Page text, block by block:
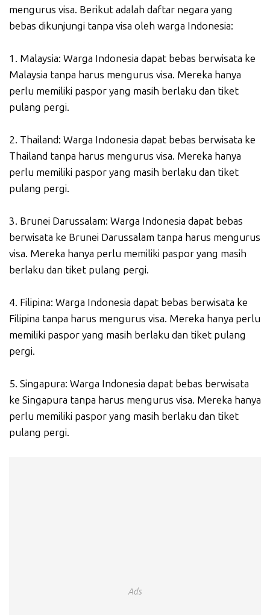
mengurus visa. Berikut adalah daftar negara yang
bebas dikunjungi tanpa visa oleh warga Indonesia:
1. Malaysia: Warga Indonesia dapat bebas berwisata ke
Malaysia tanpa harus mengurus visa. Mereka hanya
perlu memiliki paspor yang masih berlaku dan tiket
pulang pergi.
2. Thailand: Warga Indonesia dapat bebas berwisata ke
Thailand tanpa harus mengurus visa. Mereka hanya
perlu memiliki paspor yang masih berlaku dan tiket
pulang pergi.
3. Brunei Darussalam: Warga Indonesia dapat bebas
berwisata ke Brunei Darussalam tanpa harus mengurus
visa. Mereka hanya perlu memiliki paspor yang masih
berlaku dan tiket pulang pergi.
4. Filipina: Warga Indonesia dapat bebas berwisata ke
Filipina tanpa harus mengurus visa. Mereka hanya perlu
memiliki paspor yang masih berlaku dan tiket pulang
pergi.
5. Singapura: Warga Indonesia dapat bebas berwisata
ke Singapura tanpa harus mengurus visa. Mereka hanya
perlu memiliki paspor yang masih berlaku dan tiket
pulang pergi.
Ads